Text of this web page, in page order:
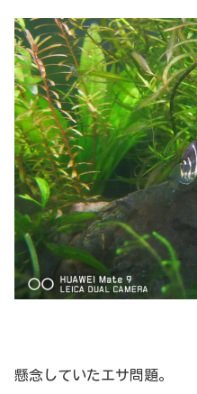
懸念していたエサ問題。